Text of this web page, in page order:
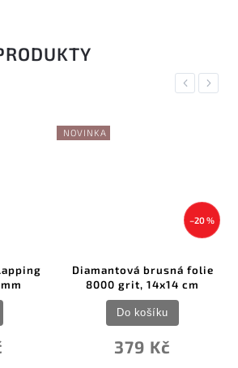
Previous
NOVINKA
–20 %
Diamantová brusná folie
8000 grit, 14x14 cm
379 Kč
Do košíku
Next